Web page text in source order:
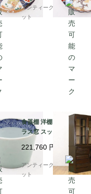
ロ
花・菱）
アンティークブルーパロ
ット
食器棚 洋棚 両開き ガ
ラス窓 スッキリ 昭和初
期頃 アンティーク 日本
製 おしゃれ シンプル
木の温もり
221,760 円
アンティークブルーパロ
ット